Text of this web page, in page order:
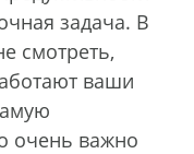
задача. В
смотреть,
ваши
очень важно